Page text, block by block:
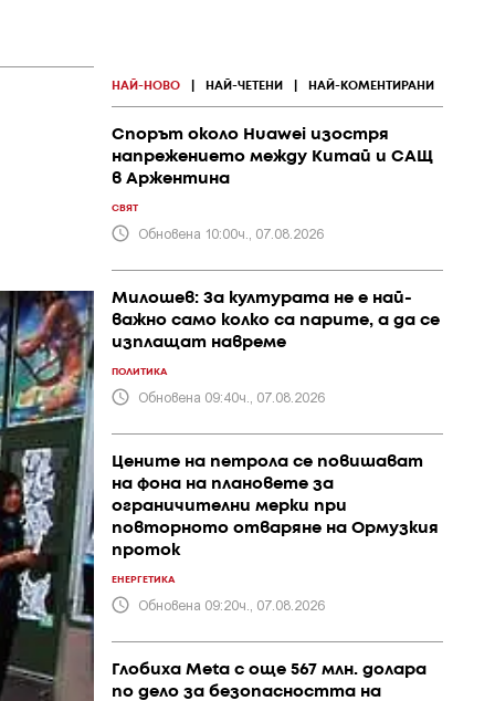
НАЙ-НОВО НАЙ-ЧЕТЕНИ НАЙ-КОМЕНТИРАНИ
Спорът около Huawei изостря
напрежението между Китай и САЩ
в Аржентина
СВЯТ
Обновена 10:00ч., 07.08.2026
Милошев: За културата не е най-
важно само колко са парите, а да се
изплащат навреме
ПОЛИТИКА
Обновена 09:40ч., 07.08.2026
Цените на петрола се повишават
на фона на плановете за
ограничителни мерки при
повторното отваряне на Ормузкия
проток
ЕНЕРГЕТИКА
Обновена 09:20ч., 07.08.2026
Глобиха Meta с още 567 млн. долара
по дело за безопасността на